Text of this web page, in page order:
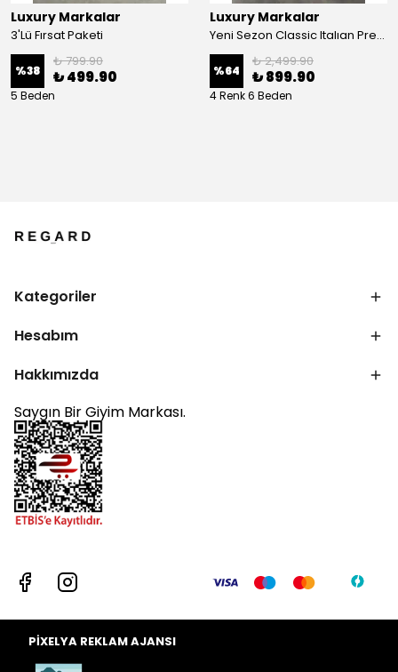
Luxury Markalar
3'Lü Fırsat Paketi
%38
₺ 799.90
₺ 499.90
5 Beden
Luxury Markalar
Yeni Sezon Classic Italıan Premium Keten Pantolon
%64
₺ 2,499.90
₺ 899.90
4 Renk 6 Beden
Kategoriler
Hesabım
Hakkımızda
Saygın Bir Giyim Markası.
PİXELYA REKLAM AJANSI